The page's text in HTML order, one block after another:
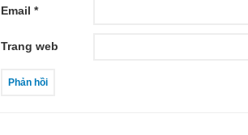
Email *
Trang web